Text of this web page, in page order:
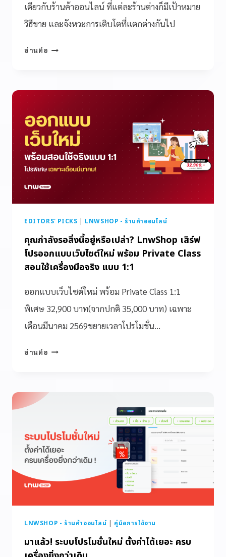
เดียวกับร้านค้าออนไลน์ ที่แต่ละร้านต่างก็มีเป้าหมาย
วิธีขาย และจังหวะการเติบโตที่แตกต่างกันไป
อ่านต่อ
EDITORS' PICKS | LNWSHOP - ร้านค้าออนไลน์
คุณกำลังรอสิ่งนี้อยู่หรือเปล่า? LnwShop เสิร์ฟ
โปรออกแบบเว็บไซต์ใหม่ พร้อม Private Class
สอนใช้เครื่องมือจริง แบบ 1:1
ออกแบบเว็บไซต์ใหม่ พร้อม Private Class 1:1
พิเศษ 32,900 บาท(จากปกติ 35,000 บาท) เฉพาะ
เดือนมีนาคม 2569ขยายเวลาโปรโมชั่น…
อ่านต่อ
LNWSHOP - ร้านค้าออนไลน์ | คู่มือการใช้งาน
มาแล้ว! ระบบโปรโมชั่นใหม่ ตั้งค่าได้เยอะ ครบ